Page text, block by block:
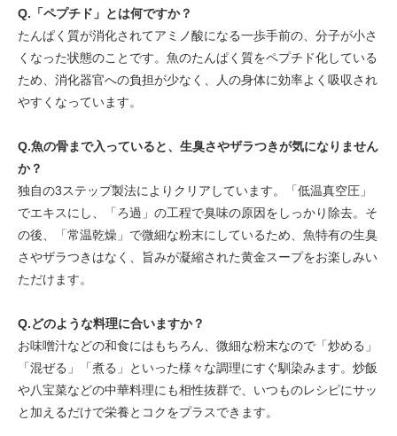
Q.「ペプチド」とは何ですか？
たんぱく質が消化されてアミノ酸になる一歩手前の、分子が小さ
くなった状態のことです。魚のたんぱく質をペプチド化している
ため、消化器官への負担が少なく、人の身体に効率よく吸収され
やすくなっています。
Q.魚の骨まで入っていると、生臭さやザラつきが気になりません
か？
独自の3ステップ製法によりクリアしています。「低温真空圧」
でエキスにし、「ろ過」の工程で臭味の原因をしっかり除去。そ
の後、「常温乾燥」で微細な粉末にしているため、魚特有の生臭
さやザラつきはなく、旨みが凝縮された黄金スープをお楽しみい
ただけます。
Q.どのような料理に合いますか？
お味噌汁などの和食にはもちろん、微細な粉末なので「炒める」
「混ぜる」「煮る」といった様々な調理にすぐ馴染みます。炒飯
や八宝菜などの中華料理にも相性抜群で、いつものレシピにサッ
と加えるだけで栄養とコクをプラスできます。